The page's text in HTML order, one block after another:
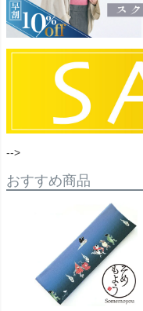
-->
おすすめ商品